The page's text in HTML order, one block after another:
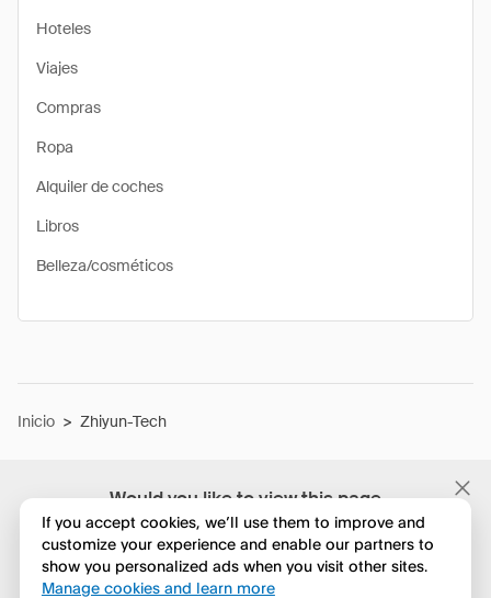
Would you like to view this page
in English?
No, seguir navegando
Hoteles
Viajes
Compras
Ropa
Alquiler de coches
Libros
Belleza/cosméticos
Inicio > Zhiyun-Tech
If you accept cookies, we’ll use them to improve and
customize your experience and enable our partners to
show you personalized ads when you visit other sites.
Manage cookies and learn more